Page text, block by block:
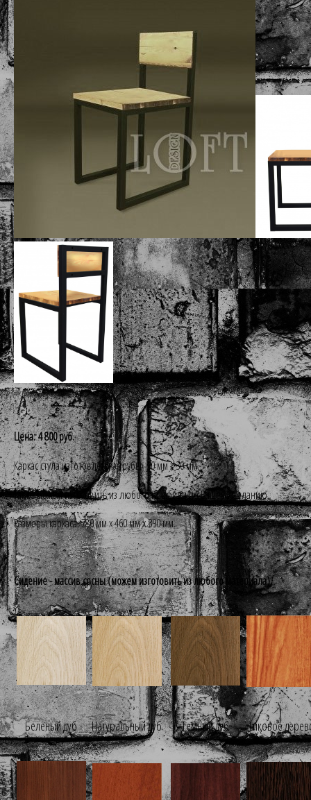
Цена: 4 800 руб.
Каркас стула изготовлен из трубы 30 мм х 30 мм.
Также можем изготовить из любого профиля по Вашему желанию.
Размеры каркаса: 780 мм х 460 мм х 390 мм.
Сидение - массив сосны (можем изготовить из любого материала).
Белёный дуб Натуральный дуб Темный дуб Тиковое